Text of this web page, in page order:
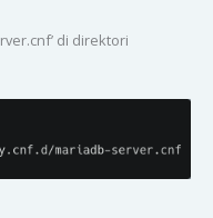
di direktori